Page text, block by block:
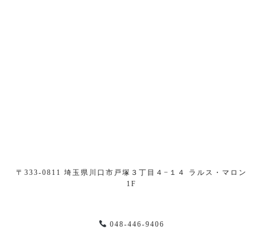
〒333-0811 埼玉県川口市戸塚３丁目４−１４ ラルス・マロン
1F
048-446-9406